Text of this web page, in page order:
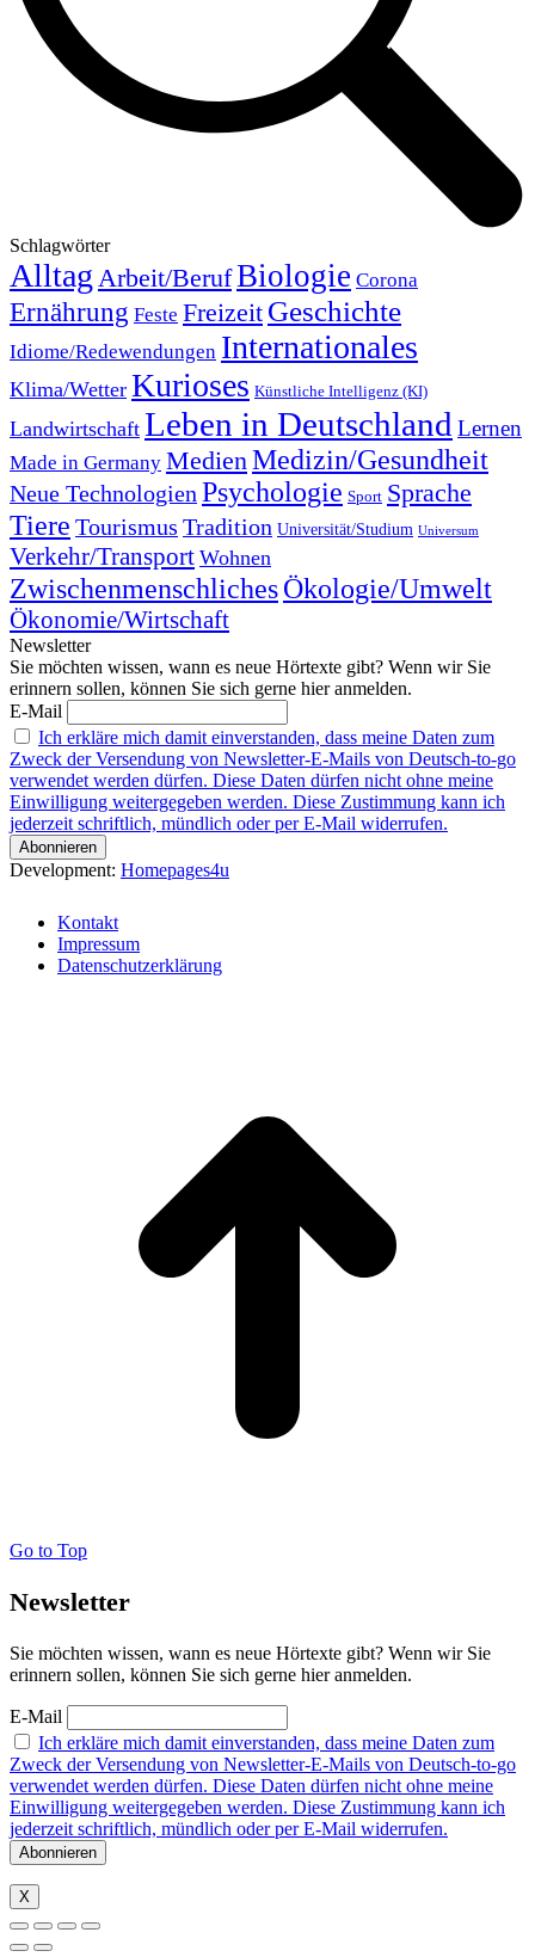
Schlagwörter
Alltag Arbeit/BerufBiologie Corona
Ernährung Feste Freizeit Geschichte
Idiome/Redewendungen Internationales
Klima/Wetter Kurioses Künstliche Intelligenz (KI)
Landwirtschaft Leben in Deutschland Lernen
Made in Germany Medien Medizin/Gesundheit
Neue Technologien Psychologie Sport Sprache
Tiere Tourismus Tradition Universität/Studium Universum
Verkehr/Transport Wohnen
ZwischenmenschlichesÖkologie/Umwelt
Ökonomie/Wirtschaft
Newsletter
Sie möchten wissen, wann es neue Hörtexte gibt? Wenn wir Sie
erinnern sollen, können Sie sich gerne hier anmelden.
E-Mail
Ich erkläre mich damit einverstanden, dass meine Daten zum
Zweck der Versendung von Newsletter-E-Mails von Deutsch-to-go
verwendet werden dürfen. Diese Daten dürfen nicht ohne meine
Einwilligung weitergegeben werden. Diese Zustimmung kann ich
jederzeit schriftlich, mündlich oder per E-Mail widerrufen.
Development: Homepages4u
Kontakt
Impressum
Datenschutzerklärung
Go to Top
Newsletter
Sie möchten wissen, wann es neue Hörtexte gibt? Wenn wir Sie
erinnern sollen, können Sie sich gerne hier anmelden.
E-Mail
Ich erkläre mich damit einverstanden, dass meine Daten zum
Zweck der Versendung von Newsletter-E-Mails von Deutsch-to-go
verwendet werden dürfen. Diese Daten dürfen nicht ohne meine
Einwilligung weitergegeben werden. Diese Zustimmung kann ich
jederzeit schriftlich, mündlich oder per E-Mail widerrufen.
X